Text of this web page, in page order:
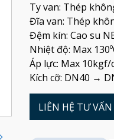
Ty van: Thép
Đĩa van: Thép
Đệm kín: Cao su
Nhiệt độ: Max
Áp lực: Max 10kgf/
Kích cỡ: DN40 →
LIÊN HỆ TƯ VẤN